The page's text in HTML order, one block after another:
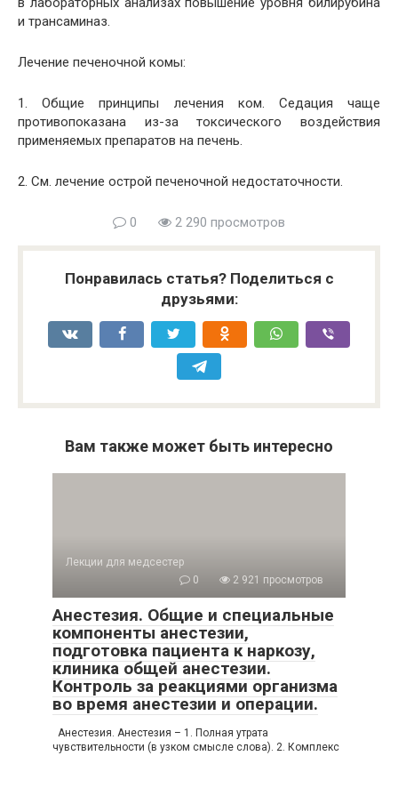
и трансаминаз.
Лечение печеночной комы:
1. Общие принципы лечения ком. Седация чаще
противопоказана из-за токсического воздействия
применяемых препаратов на печень.
2. См. лечение острой печеночной недостаточности.
0 2 290 просмотров
Понравилась статья? Поделиться с
друзьями:
Вам также может быть интересно
Лекции для медсестер
0
2 921 просмотров
Анестезия. Общие и специальные
компоненты анестезии,
подготовка пациента к наркозу,
клиника общей анестезии.
Контроль за реакциями организма
во время анестезии и операции.
Анестезия. Анестезия – 1. Полная утрата
чувствительности (в узком смысле слова). 2. Комплекс